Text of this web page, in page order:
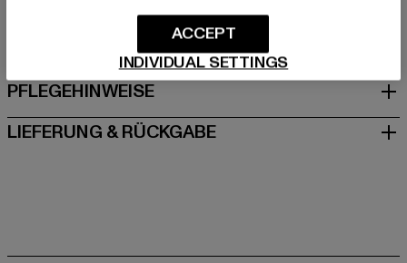
GRÖSSE & PASSFORM
PFLEGEHINWEISE
LIEFERUNG & RÜCKGABE
INDIVIDUAL SETTINGS
ACCEPT